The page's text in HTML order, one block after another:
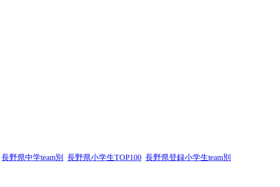
長野県中学team別 長野県小学生TOP100 長野県登録小学生team別